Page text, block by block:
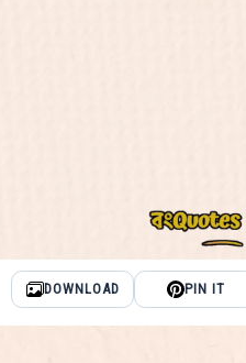
DOWNLOAD PIN IT